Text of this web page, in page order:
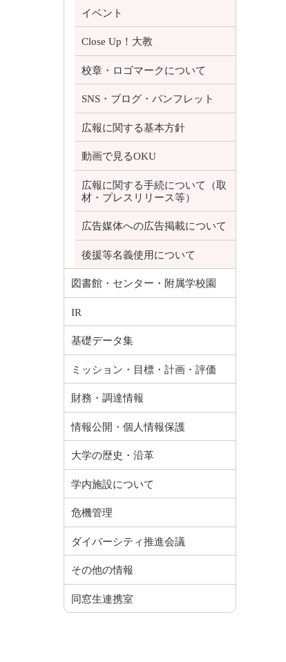
イベント
Close Up！大教
校章・ロゴマークについて
SNS・ブログ・パンフレット
広報に関する基本方針
動画で見るOKU
広報に関する手続について（取
材・プレスリリース等）
広告媒体への広告掲載について
後援等名義使用について
図書館・センター・附属学校園
IR
基礎データ集
ミッション・目標・計画・評価
財務・調達情報
情報公開・個人情報保護
大学の歴史・沿革
学内施設について
危機管理
ダイバーシティ推進会議
その他の情報
同窓生連携室